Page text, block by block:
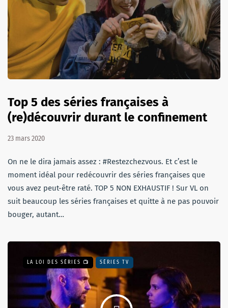
Top 5 des séries françaises à
(re)découvrir durant le confinement
23 mars 2020
On ne le dira jamais assez : #Restezchezvous. Et c’est le
moment idéal pour redécouvrir des séries françaises que
vous avez peut-être raté. TOP 5 NON EXHAUSTIF ! Sur VL on
suit beaucoup les séries françaises et quitte à ne pas pouvoir
bouger, autant…
LA LOI DES SÉRIES 📺 SÉRIES TV